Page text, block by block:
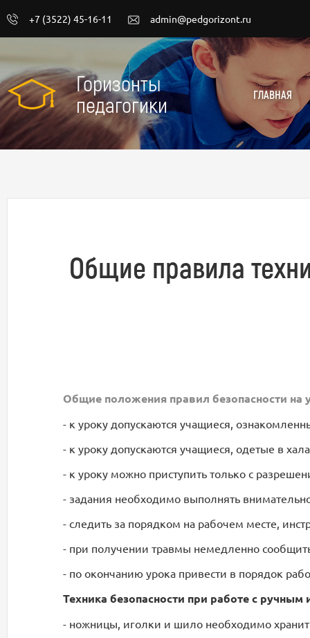
+7 (3522) 45-16-11 admin@pedgorizont.ru
Горизонты
педагогики
ГЛАВНАЯ
Общие правила
Общие положения правил безопасности на
- к уроку допускаются учащиеся,
- к уроку допускаются учащиеся, одетые в
- к уроку можно приступить только с
- задания необходимо выполнять
- следить за порядком на рабочем месте,
- при получении травмы немедленно
- по окончанию урока привести в порядок
Техника безопасности при работе с ручным
- ножницы, иголки и шило необходимо